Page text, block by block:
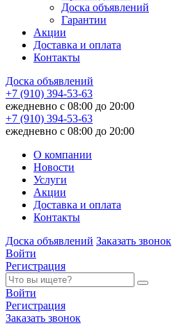
Доска объявлений
Гарантии
Акции
Доставка и оплата
Контакты
Доска объявлений
+7 (910) 394-53-63
ежедневно с 08:00 до 20:00
+7 (910) 394-53-63
ежедневно с 08:00 до 20:00
О компании
Новости
Услуги
Акции
Доставка и оплата
Контакты
Доска объявлений Заказать звонок
Войти
Регистрация
Войти
Регистрация
Заказать звонок